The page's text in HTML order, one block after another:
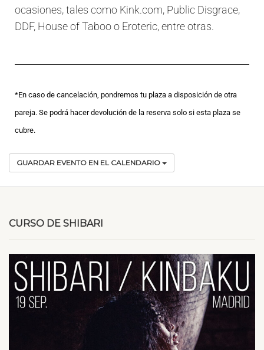
ocasiones, tales como Kink.com, Public Disgrace,
DDF, House of Taboo o Eroteric, entre otras.
*En caso de cancelación, pondremos tu plaza a disposición de otra
pareja. Se podrá hacer devolución de la reserva solo si esta plaza se
cubre.
GUARDAR EVENTO EN EL CALENDARIO
CURSO DE SHIBARI